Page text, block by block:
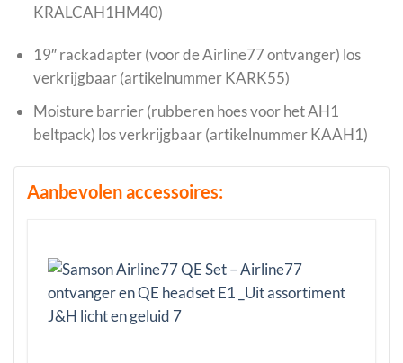
KRALCAH1HM40)
19″ rackadapter (voor de Airline77 ontvanger) los
verkrijgbaar (artikelnummer KARK55)
Moisture barrier (rubberen hoes voor het AH1
beltpack) los verkrijgbaar (artikelnummer KAAH1)
Aanbevolen accessoires: